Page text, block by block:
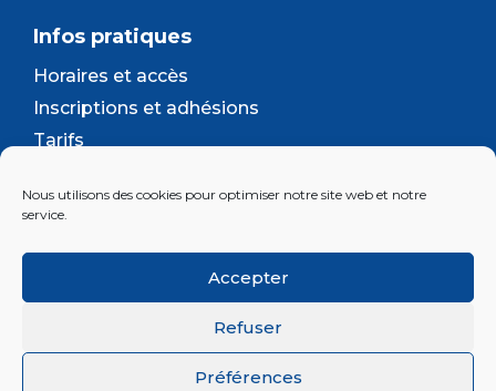
Nous utilisons des cookies pour optimiser notre site web et notre
service.
Accepter
Refuser
Préférences
Infos pratiques
Horaires et accès
Inscriptions et adhésions
Tarifs
Contact
Lettre d’information
Inscrivez-vous à la newsletter d'Enjeu